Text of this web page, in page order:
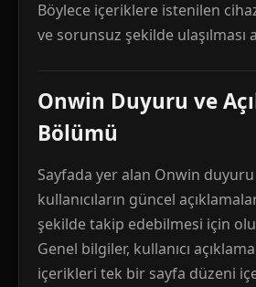
Böylece içeriklere istenilen
ve sorunsuz şekilde ulaşılması
Onwin Duyuru ve
Bölümü
Sayfada yer alan Onwin
kullanıcıların güncel
şekilde takip edebilmesi için
Genel bilgiler, kullanıcı
içerikleri tek bir sayfa düzeni